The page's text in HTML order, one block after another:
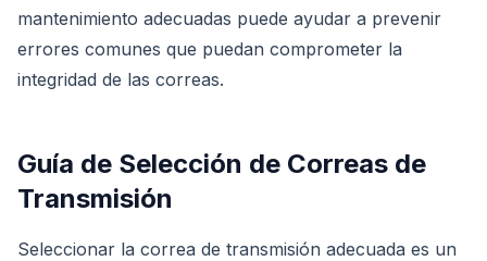
mantenimiento adecuadas puede ayudar a prevenir
errores comunes que puedan comprometer la
integridad de las correas.
Guía de Selección de Correas de
Transmisión
Seleccionar la correa de transmisión adecuada es un